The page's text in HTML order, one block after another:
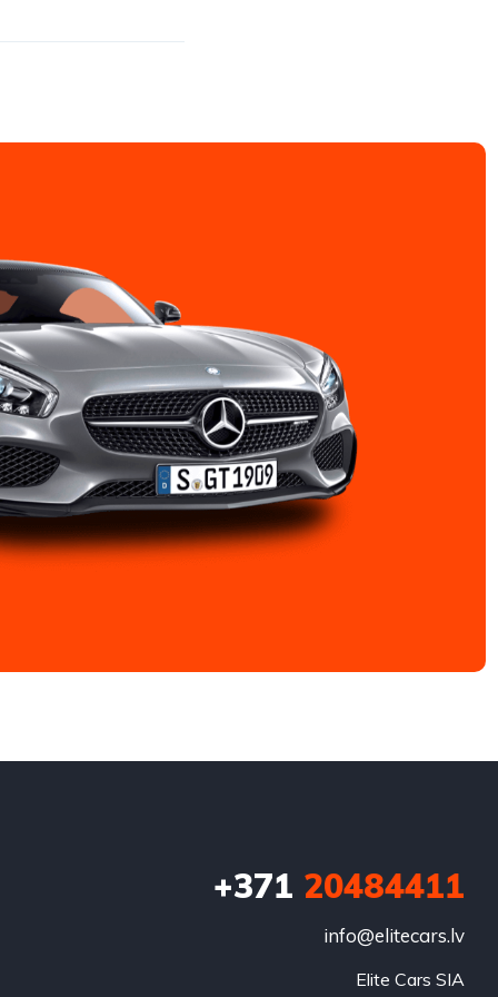
+371 20484411
info@elitecars.lv
Elite Cars SIA